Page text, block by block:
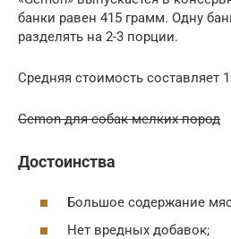
банки равен 415 грамм. Одну
разделять на 2-3 порции.
Средняя стоимость составляет
Gemon для собак мелких пород
Достоинства
Большое содержание
Нет вредных добавок;